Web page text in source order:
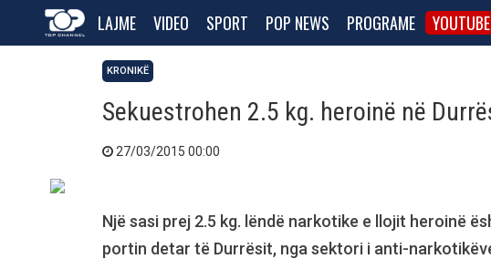
LAJME VIDEO SPORT POP NEWS PROGRAME YOUTUBE
KRONIKË
Sekuestrohen 2.5 kg. heroinë në
27/03/2015 00:00
Një sasi prej 2.5 kg. lëndë narkotike e llojit heroinë
portin detar të Durrësit, nga sektori i anti-